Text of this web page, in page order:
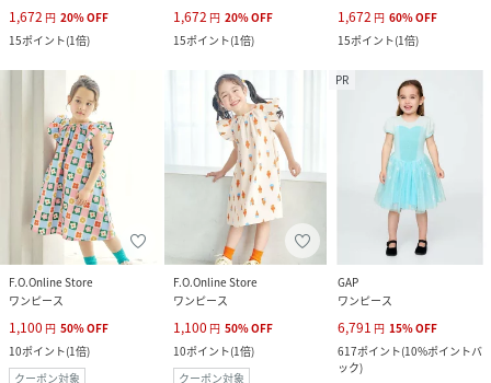
1,672 円 20%OFF
15ポイント(1倍)
1,672 円 20%OFF
15ポイント(1倍)
1,672 円 60%OFF
15ポイント(1倍)
F.O.Online Store
ワンピース
1,100 円 50%OFF
10ポイント(1倍)
クーポン対象
F.O.Online Store
ワンピース
1,100 円 50%OFF
10ポイント(1倍)
クーポン対象
PR
GAP
ワンピース
6,791 円 15%OFF
617ポイント(10%ポイントバ
ック)